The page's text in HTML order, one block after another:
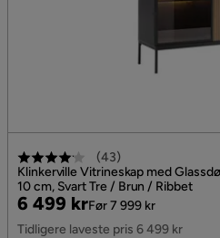
(43)
Klinkerville Vitrineskap med
10 cm, Svart Tre / Brun / Ribbet
Pris
6 499 kr
Original
Pris
Før 7 999 kr
Tidligere laveste pris 6 499 kr